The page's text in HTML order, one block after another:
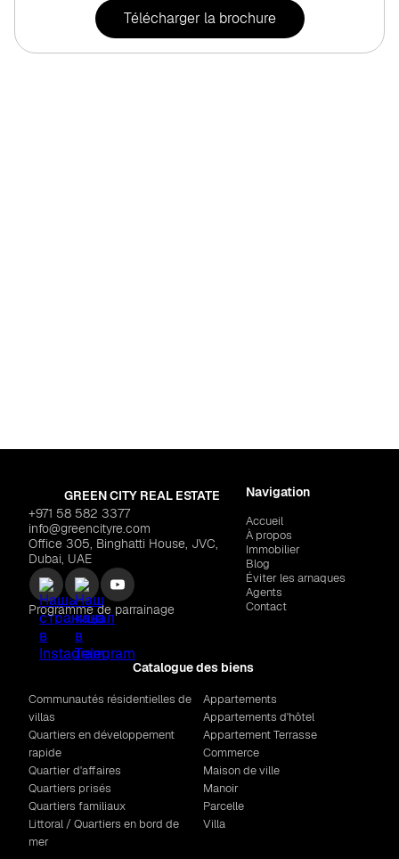
GREEN CITY REAL ESTATE
+971 58 582 3377
info@greencityre.com
Office 305, Binghatti House, JVC,
Dubai, UAE
Programme de parrainage
Navigation
Accueil
À propos
Immobilier
Blog
Éviter les arnaques
Agents
Contact
Catalogue des biens
Communautés résidentielles de
villas
Quartiers en développement
rapide
Quartier d'affaires
Quartiers prisés
Quartiers familiaux
Littoral / Quartiers en bord de
mer
Appartements
Appartements d'hôtel
Appartement Terrasse
Commerce
Maison de ville
Manoir
Parcelle
Villa